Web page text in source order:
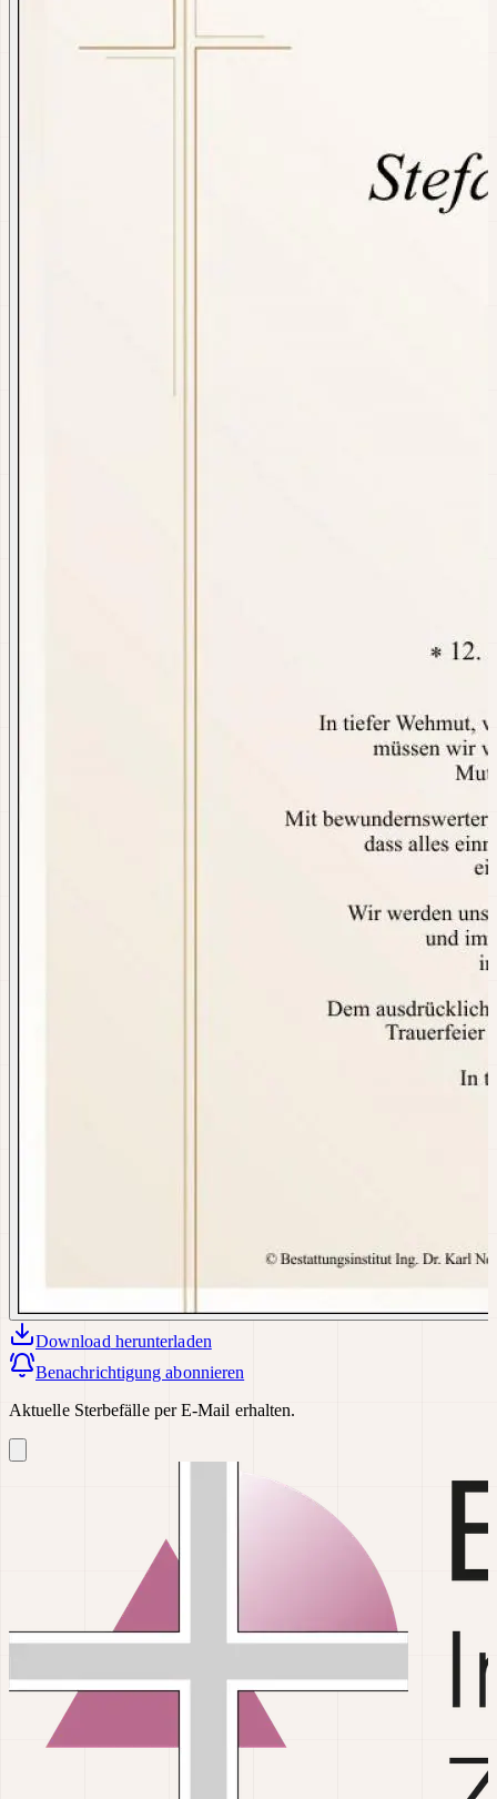
Download herunterladen
Benachrichtigung abonnieren
Aktuelle Sterbefälle per E-Mail erhalten.